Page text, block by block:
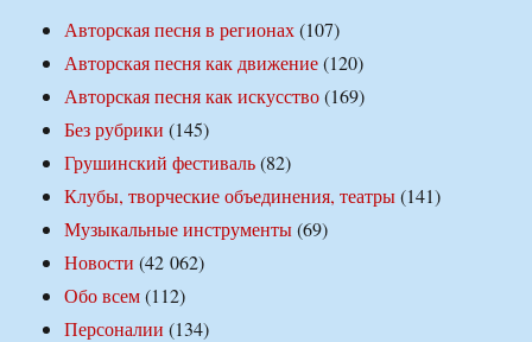
Авторская песня в регионах(107)
Авторская песня как движение(120)
Авторская песня как искусство(169)
Без рубрики (145)
Грушинский фестиваль(82)
Клубы, творческие объединения, театры(141)
Музыкальные инструменты(69)
Новости (42 062)
Обо всем(112)
Персоналии (134)